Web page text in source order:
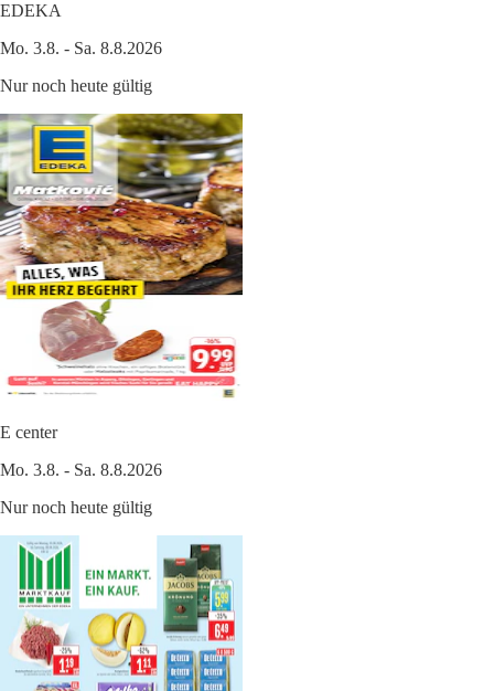
EDEKA
Mo. 3.8. - Sa. 8.8.2026
Nur noch heute gültig
E center
Mo. 3.8. - Sa. 8.8.2026
Nur noch heute gültig